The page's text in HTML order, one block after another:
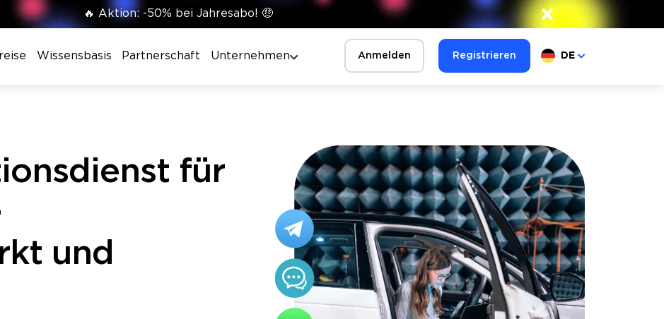
🔥 Aktion: -50% bei Jahresabo! 🤑 ×
Wissensbasis Partnerschaft Unternehmen Anmelden Registrieren DE
für
und